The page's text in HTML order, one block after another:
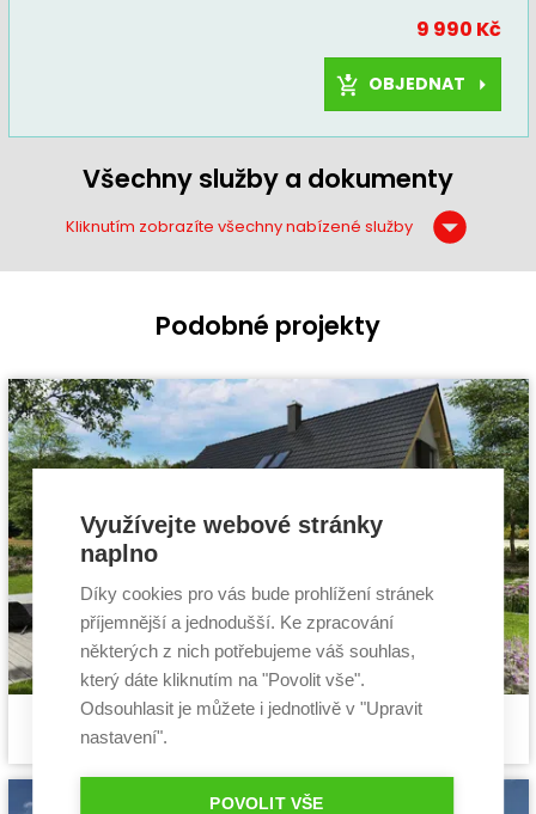
9 990 Kč
OBJEDNAT
Všechny služby a dokumenty
Kliknutím zobrazíte všechny nabízené služby
Podobné projekty
Cena projektu:
Dispozice:
5+1
Pasivní dům Pozitiv 2
Využívejte webové stránky
naplno
Díky cookies pro vás bude prohlížení stránek
příjemnější a jednodušší. Ke zpracování
některých z nich potřebujeme váš souhlas,
který dáte kliknutím na "Povolit vše".
Odsouhlasit je můžete i jednotlivě v "Upravit
nastavení".
POVOLIT VŠE